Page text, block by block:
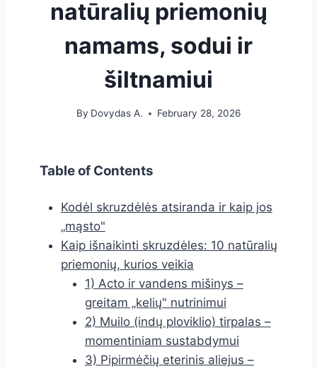
natūralių priemonių
namams, sodui ir
šiltnamiui
By Dovydas A. February 28, 2026
Table of Contents
Kodėl skruzdėlės atsiranda ir kaip jos
„mąsto"
Kaip išnaikinti skruzdėles: 10 natūralių
priemonių, kurios veikia
1) Acto ir vandens mišinys –
greitam „kelių" nutrinimui
2) Muilo (indų ploviklio) tirpalas –
momentiniam sustabdymui
3) Pipirmėčių eterinis aliejus –